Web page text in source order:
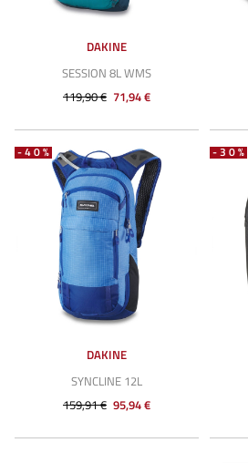
DAKINE
SESSION 8L WMS
119,90 € 71,94 €
-40%
DAKINE
SYNCLINE 12L
159,91 € 95,94 €
-30%